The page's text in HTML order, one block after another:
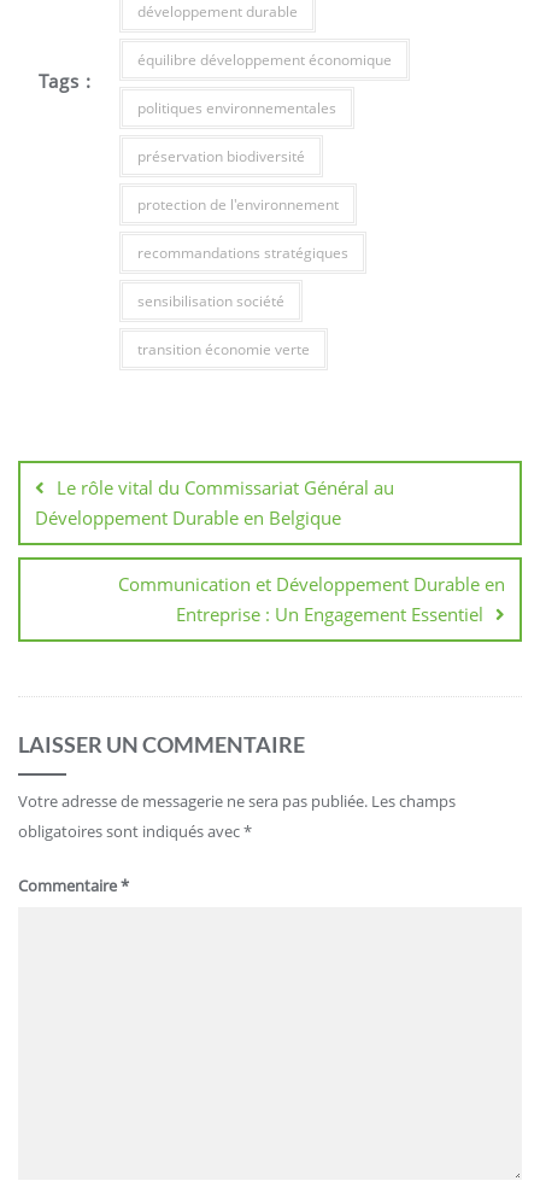
Tags :
développement durable
équilibre développement économique
politiques environnementales
préservation biodiversité
protection de l'environnement
recommandations stratégiques
sensibilisation société
transition économie verte
de
l’article
Le rôle vital du Commissariat Général au
Développement Durable en Belgique
Communication et Développement Durable en
Entreprise : Un Engagement Essentiel
LAISSER UN COMMENTAIRE
Votre adresse de messagerie ne sera pas publiée. Les champs
obligatoires sont indiqués avec*
Commentaire*